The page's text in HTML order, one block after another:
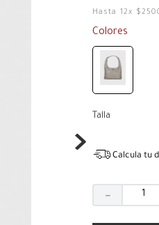
Hasta 12x $
Colores
Talla
Calcula tu
－